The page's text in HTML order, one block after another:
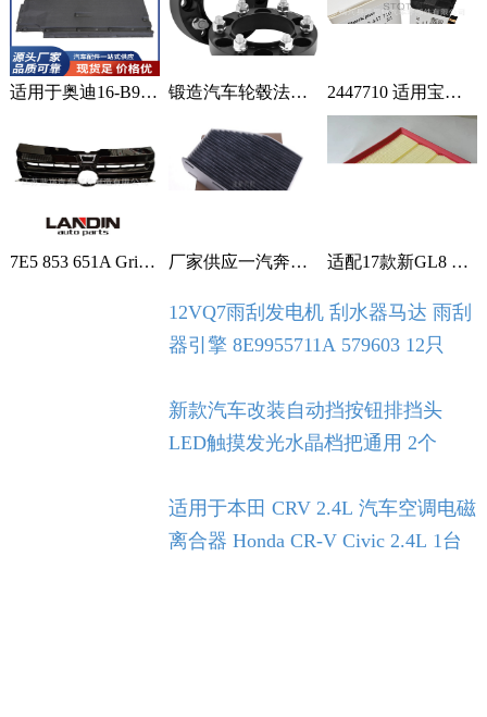
适用于奥迪16-B9车身汽车配件一站式供应品质可靠车身护板可定制 2套 锻造汽车轮毂法兰盘加宽偏距垫片适用丰田霸道普拉多黑色阳极氧化 1只 2447710 适用宝马蓄电池紧急电池 84102447710 84109361678 1个
7E5 853 651A Grille With Chrome For VW T5 T6 2009-2015 1个 厂家供应一汽奔腾B30空调滤芯空调格空调滤清器 1个 适配17款新GL8 2.0T 2.5L空滤 空气滤芯 滤清器 空气格 5个
12VQ7雨刮发电机 刮水器马达 雨刮
器引擎 8E9955711A 579603 12只
新款汽车改装自动挡按钮排挡头
LED触摸发光水晶档把通用 2个
适用于本田 CRV 2.4L 汽车空调电磁
离合器 Honda CR-V Civic 2.4L 1台